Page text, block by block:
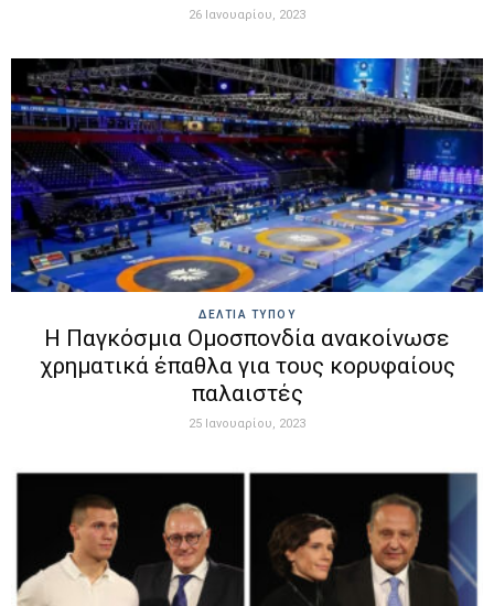
26 Ιανουαρίου, 2023
ΔΕΛΤΙΑ ΤΥΠΟΥ
Η Παγκόσμια Ομοσπονδία ανακοίνωσε
χρηματικά έπαθλα για τους κορυφαίους
παλαιστές
25 Ιανουαρίου, 2023